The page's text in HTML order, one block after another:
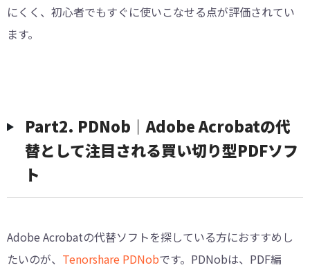
にくく、初心者でもすぐに使いこなせる点が評価されてい
ます。
Part2. PDNob｜Adobe Acrobatの代
替として注目される買い切り型PDFソフ
ト
Adobe Acrobatの代替ソフトを探している方におすすめし
たいのが、 Tenorshare PDNobです。PDNobは、PDF編